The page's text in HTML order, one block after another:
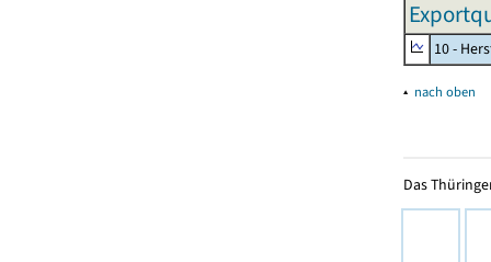
10 -
▴ nach oben
Das